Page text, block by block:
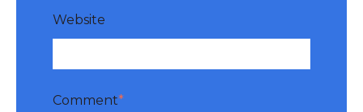
Website
Comment*